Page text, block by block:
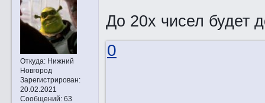
Откуда:Нижний
Новгород
Зарегистрирован:
20.02.2021
Сообщений:63
До 20х чисел будет
0